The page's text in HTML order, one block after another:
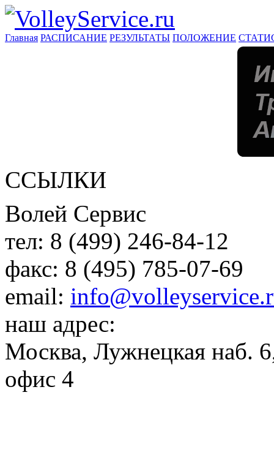
Главная РАСПИСАНИЕ РЕЗУЛЬТАТЫ ПОЛОЖЕНИЕ
ССЫЛКИ
Волей Сервис
тел: 8 (499) 246-84-12
факс: 8 (495) 785-07-69
email:
наш адрес:
Москва, Лужнецкая наб.
офис 4